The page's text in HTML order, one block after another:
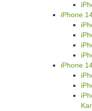
iPhone
iPhone